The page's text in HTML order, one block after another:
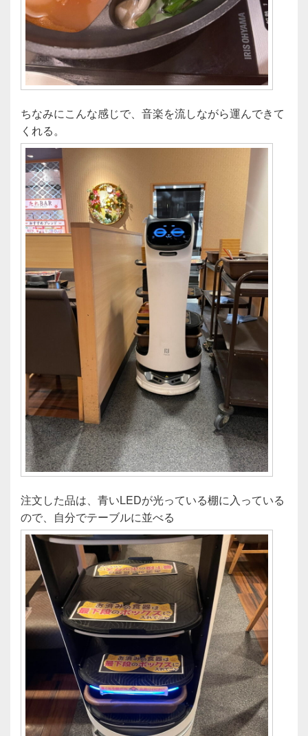
ちなみにこんな感じで、音楽を流しながら運んできて
くれる。
注文した品は、青いLEDが光っている棚に入っている
ので、自分でテーブルに並べる